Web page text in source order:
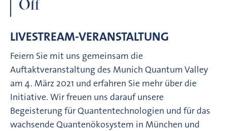
Off
LIVESTREAM-VERANSTALTUNG
Feiern Sie mit uns gemeinsam die
Auftaktveranstaltung des Munich Quantum Valley
am 4. März 2021 und erfahren Sie mehr über die
Initiative. Wir freuen uns darauf unsere
Begeisterung für Quantentechnologien und für das
wachsende Quantenökosystem in München und